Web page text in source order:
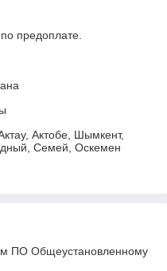
предоплате.
Актобе, Шымкент,
Семей, Оскемен
ПО Общеустановленному